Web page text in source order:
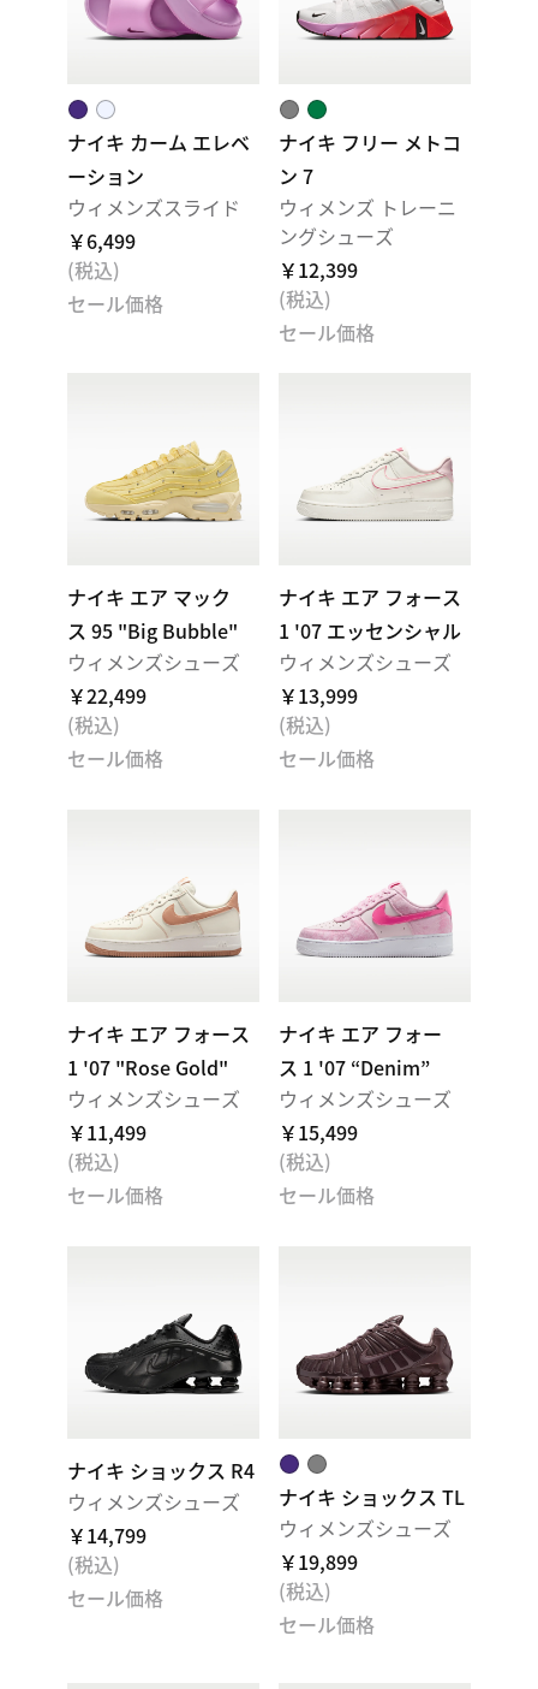
ナイキ カーム エレベ
ーション
ウィメンズスライド
￥6,499
(税込)
セール価格
ナイキ フリー メトコ
ン 7
ウィメンズ トレーニ
ングシューズ
￥12,399
(税込)
セール価格
ナイキ エア マック
ス 95 "Big Bubble"
ウィメンズシューズ
￥22,499
(税込)
セール価格
ナイキ エア フォース
1 '07 エッセンシャル
ウィメンズシューズ
￥13,999
(税込)
セール価格
ナイキ エア フォース
1 '07 "Rose Gold"
ウィメンズシューズ
￥11,499
(税込)
セール価格
ナイキ エア フォー
ス 1 '07 “Denim”
ウィメンズシューズ
￥15,499
(税込)
セール価格
ナイキ ショックス R4
ウィメンズシューズ
￥14,799
(税込)
セール価格
ナイキ ショックス TL
ウィメンズシューズ
￥19,899
(税込)
セール価格